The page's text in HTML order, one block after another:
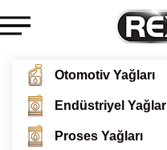
Otomotiv Yağları
Endüstriyel Yağlar
Proses Yağları